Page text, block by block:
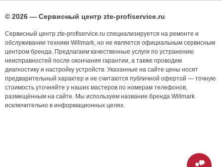
© 2026 — Сервисный центр zte-profiservice.ru
Сервисный центр zte-profiservice.ru специализируется на ремонте и
обслуживании техники Willmark, но не является официальным сервисным
центром бренда. Предлагаем качественные услуги по устранению
неисправностей после окончания гарантии, а также проводим
диагностику и настройку устройств. Указанные на сайте цены носят
предварительный характер и не считаются публичной офертой — точную
стоимость уточняйте у наших мастеров по номерам телефонов,
размещённым на сайте. Мы используем название бренда Willmark
исключительно в информационных целях.